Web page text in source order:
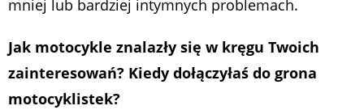
mniej lub bardziej intymnych problemach.
Jak motocykle znalazły się w kręgu Twoich
zainteresowań? Kiedy dołączyłaś do grona
motocyklistek?